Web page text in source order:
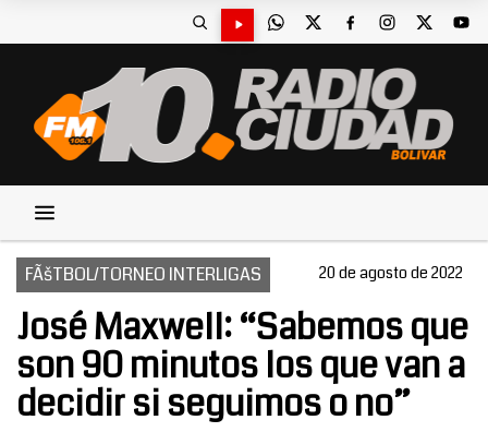
FÃšTBOL/TORNEO INTERLIGAS 20 de agosto de 2022
José Maxwell: “Sabemos que
son 90 minutos los que van a
decidir si seguimos o no”